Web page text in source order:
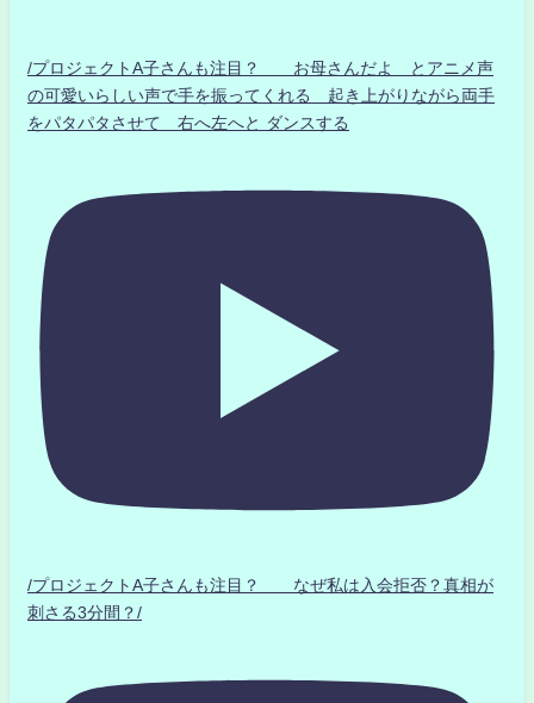
/プロジェクトA子さんも注目？ お母さんだよ とアニメ声
の可愛いらしい声で手を振ってくれる 起き上がりながら両手
をパタパタさせて 右へ左へと ダンスする
/プロジェクトA子さんも注目？ なぜ私は入会拒否？真相が
刺さる3分間？/